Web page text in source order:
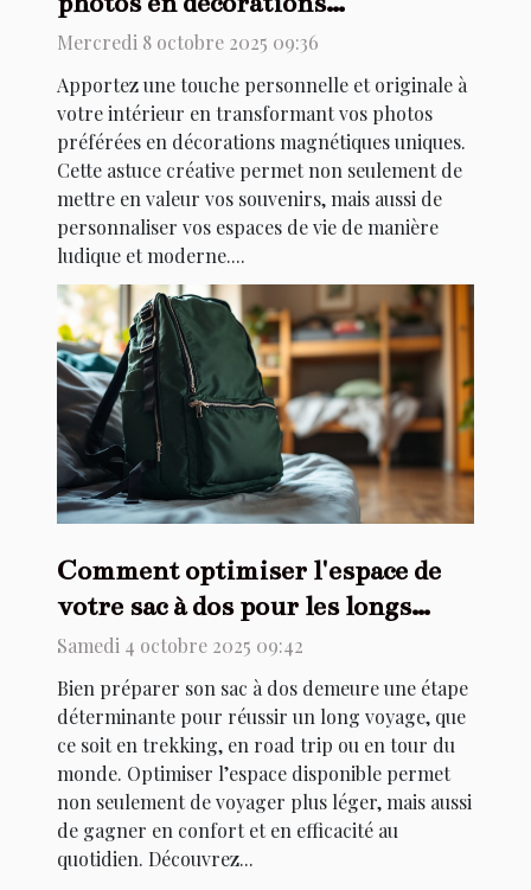
magnétiques uniques ?
Mercredi 8 octobre 2025 09:36
Apportez une touche personnelle et originale à
votre intérieur en transformant vos photos
préférées en décorations magnétiques uniques.
Cette astuce créative permet non seulement de
mettre en valeur vos souvenirs, mais aussi de
personnaliser vos espaces de vie de manière
ludique et moderne....
Comment optimiser l'espace de
votre sac à dos pour les longs
voyages ?
Samedi 4 octobre 2025 09:42
Bien préparer son sac à dos demeure une étape
déterminante pour réussir un long voyage, que
ce soit en trekking, en road trip ou en tour du
monde. Optimiser l’espace disponible permet
non seulement de voyager plus léger, mais aussi
de gagner en confort et en efficacité au
quotidien. Découvrez...